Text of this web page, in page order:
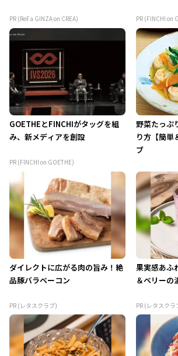
PR (ReFa GINZA on CREA) PR (FINCHI on
GOETHEとFINCHIがタッグを組
み、新メディアを創設
PR (FINCHI on GOETHE)
野菜たっぷ
り方【簡単
ブ
ダイレクトに広がる肉の旨み！絶
品豚バラベーコン
PR (レタスクラブ)
果実感あふ
＆ベリーの
PR (レタスクラ